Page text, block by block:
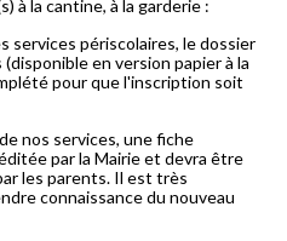
à la cantine, à la garderie :
services périscolaires, le dossier
en version papier à la
pour que l'inscription soit
nos services, une fiche
par la Mairie et devra être
les parents. Il est très
connaissance du nouveau